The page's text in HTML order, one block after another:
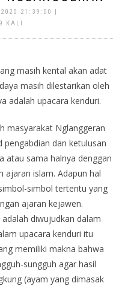
21:39:00 |
KALI
masih kental akan adat
masih dilestarikan oleh
adalah upacara kenduri.
masyarakat Nglanggeran
dan ketulusan
atau sama halnya denggan
ajaran islam. Adapun hal
simbol tertentu yang
ajaran kejawen.
diwujudkan dalam
upacara kenduri itu
memiliki makna bahwa
sungguh agar hasil
(ayam yang dimasak